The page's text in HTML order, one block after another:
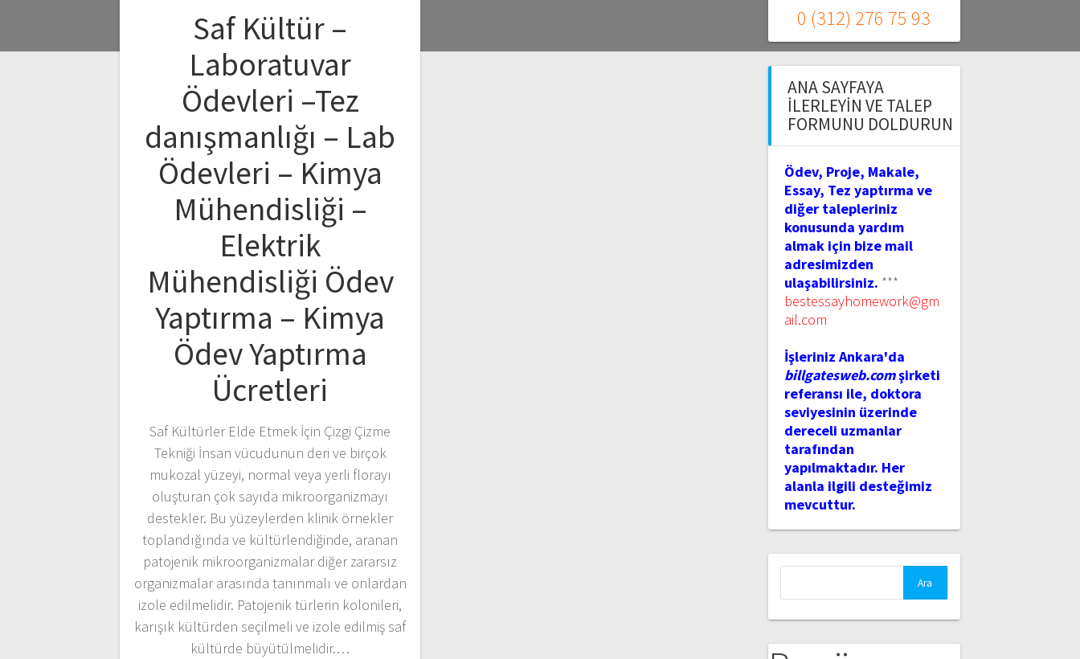
Saf Kültür –
Laboratuvar
Ödevleri –Tez
danışmanlığı – Lab
Ödevleri – Kimya
Mühendisliği –
Elektrik
Mühendisliği Ödev
Yaptırma – Kimya
Ödev Yaptırma
Ücretleri
Saf Kültürler Elde Etmek İçin Çizgi Çizme
Tekniği İnsan vücudunun deri ve birçok
mukozal yüzeyi, normal veya yerli florayı
oluşturan çok sayıda mikroorganizmayı
destekler. Bu yüzeylerden klinik örnekler
toplandığında ve kültürlendiğinde, aranan
patojenik mikroorganizmalar diğer zararsız
organizmalar arasında tanınmalı ve onlardan
izole edilmelidir. Patojenik türlerin kolonileri,
karışık kültürden seçilmeli ve izole edilmiş saf
kültürde büyütülmelidir.…
0 (312) 276 75 93
ANA SAYFAYA
İLERLEYIN VE TALEP
FORMUNU DOLDURUN
Ödev, Proje, Makale,
Essay, Tez yaptırma ve
diğer talepleriniz
konusunda yardım
almak için bize mail
adresimizden
ulaşabilirsiniz. ***
bestessayhomework@gm
ail.com
İşleriniz Ankara'da
billgatesweb.comşirketi
referansı ile, doktora
seviyesinin üzerinde
dereceli uzmanlar
tarafından
yapılmaktadır. Her
alanla ilgili desteğimiz
mevcuttur.